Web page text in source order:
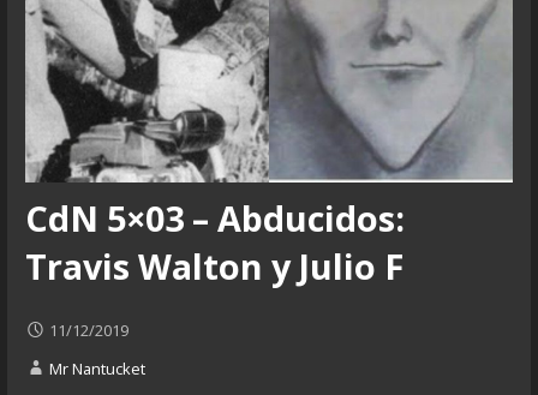
CdN 5×03 – Abducidos:
Travis Walton y Julio F
11/12/2019
Mr Nantucket